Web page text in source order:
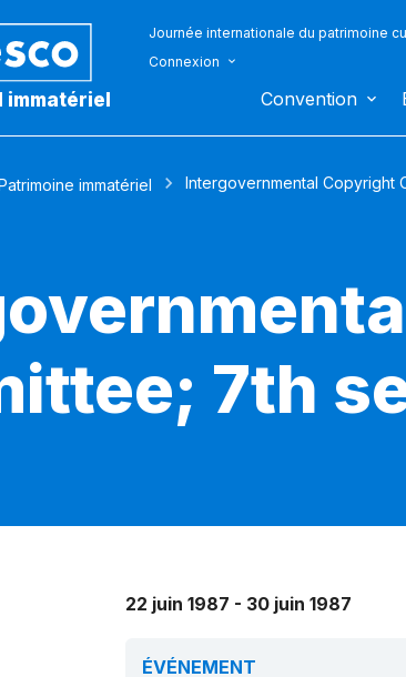
Journée internationale du patrimoine
Connexion
Convention
immatériel Intergovernmental Copyright
7th
22 juin 1987 - 30 juin 1987
ÉVÉNEMENT